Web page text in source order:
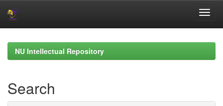
navigationNU Intellectual Repository
Search